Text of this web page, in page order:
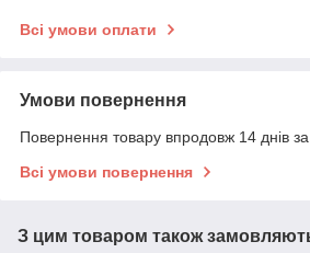
Всі умови оплати
Умови повернення
Повернення товару впродовж 14 днів
Всі умови повернення
З цим товаром також